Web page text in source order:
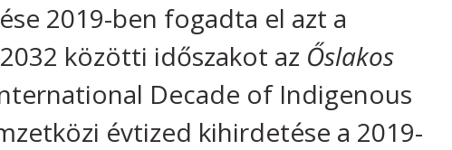
2019-ben fogadta el azt a
közötti időszakot az Őslakos
Decade of Indigenous
évtized kihirdetése a 2019-